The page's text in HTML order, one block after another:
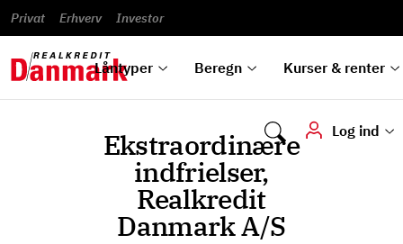
Privat Erhverv Investor
Låntyper Beregn Kurser & renter
Log ind
til bolig
Alle
låntyper
omlægning
Se alle
beregnere
Renteprognose
Bestil
kursovervågning
rentetilpasning
vilkår
Blanketter
Samarbejdspartnere
guides
hvad
vi kan
tilbyde
Ekstraordinære
indfrielser,
Realkredit
Danmark A/S